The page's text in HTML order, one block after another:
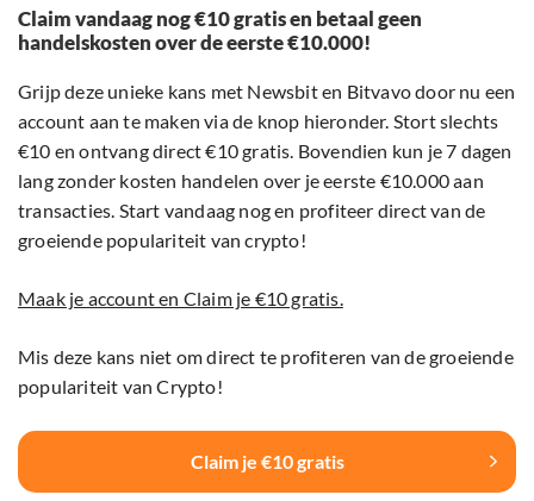
Claim vandaag nog €10 gratis en betaal geen
handelskosten over de eerste €10.000!
Grijp deze unieke kans met Newsbit en Bitvavo door nu een
account aan te maken via de knop hieronder. Stort slechts
€10 en ontvang direct €10 gratis. Bovendien kun je 7 dagen
lang zonder kosten handelen over je eerste €10.000 aan
transacties. Start vandaag nog en profiteer direct van de
groeiende populariteit van crypto!
Maak je account en Claim je €10 gratis.
Mis deze kans niet om direct te profiteren van de groeiende
populariteit van Crypto!
Claim je €10 gratis